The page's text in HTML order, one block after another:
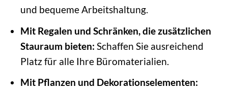
und bequeme Arbeitshaltung.
Mit Regalen und Schränken, die zusätzlichen
Stauraum bieten: Schaffen Sie ausreichend
Platz für alle Ihre Büromaterialien.
Mit Pflanzen und Dekorationselementen: